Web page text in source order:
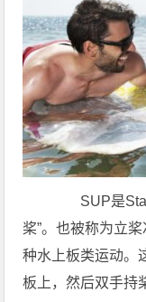
SUP是
桨”。也被称为立
种水上板类运动。
板上，然后双手持